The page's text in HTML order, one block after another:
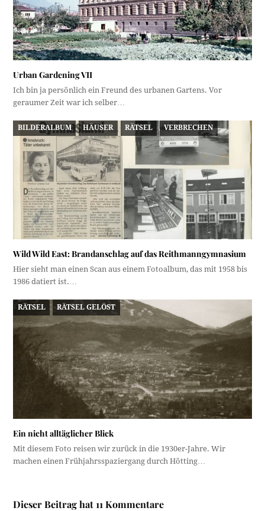
Urban Gardening VII
Ich bin ja persönlich ein Freund des urbanen Gartens. Vor
geraumer Zeit war ich selber…
BILDERALBUM HÄUSER RÄTSEL VERBRECHEN
Wild Wild East: Brandanschlag auf das Reithmanngymnasium
Hier sieht man einen Scan aus einem Fotoalbum, das mit 1958 bis
1986 datiert ist.…
RÄTSEL RÄTSEL GELÖST
Ein nicht alltäglicher Blick
Mit diesem Foto reisen wir zurück in die 1930er-Jahre. Wir
machen einen Frühjahrsspaziergang durch Hötting…
Dieser Beitrag hat 11 Kommentare